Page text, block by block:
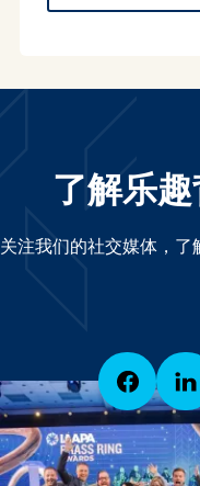
了解乐
关注我们的社交媒体，